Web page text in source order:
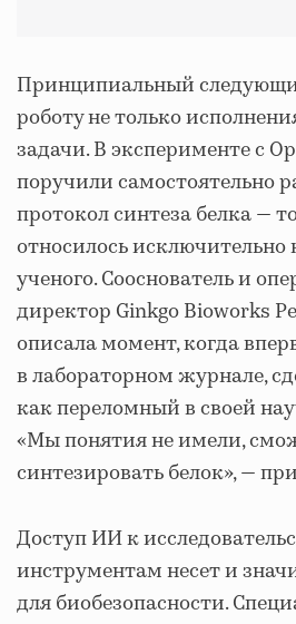
Принципиальный
роботу не только
задачи. В эксперименте с
поручили самостоятельно
протокол синтеза белка —
относилось
ученого. Сооснователь и
директор Ginkgo Bioworks
описала момент, когда
в лабораторном журнале,
как переломный в своей
«Мы понятия не имели,
синтезировать белок», —
Доступ ИИ к
инструментам несет и
для биобезопасности.